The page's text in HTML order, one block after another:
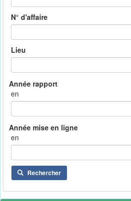
N° d'affaire
Lieu
en
en
Rechercher